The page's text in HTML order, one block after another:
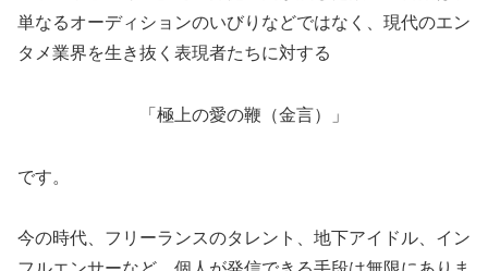
単なるオーディションのいびりなどではなく、現代のエン
タメ業界を生き抜く表現者たちに対する
「極上の愛の鞭（金言）」
です。
今の時代、フリーランスのタレント、地下アイドル、イン